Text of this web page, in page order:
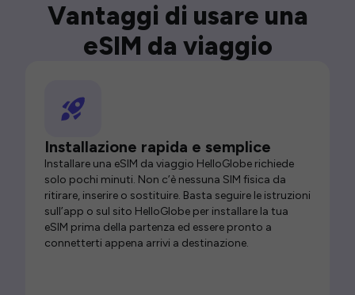
Vantaggi di usare una
eSIM da viaggio
Installazione rapida e semplice
Installare una eSIM da viaggio HelloGlobe richiede
solo pochi minuti. Non c’è nessuna SIM fisica da
ritirare, inserire o sostituire. Basta seguire le istruzioni
sull’app o sul sito HelloGlobe per installare la tua
eSIM prima della partenza ed essere pronto a
connetterti appena arrivi a destinazione.